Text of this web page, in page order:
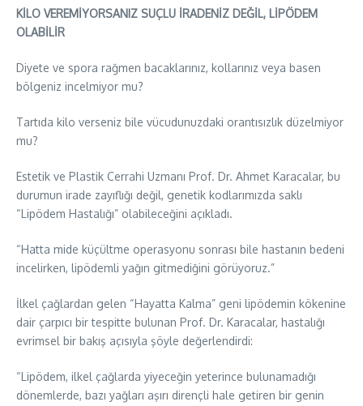
KİLO VEREMİYORSANIZ SUÇLU İRADENİZ DEĞİL, LİPÖDEM
OLABİLİR
Diyete ve spora rağmen bacaklarınız, kollarınız veya basen
bölgeniz incelmiyor mu?
Tartıda kilo verseniz bile vücudunuzdaki orantısızlık düzelmiyor
mu?
Estetik ve Plastik Cerrahi Uzmanı Prof. Dr. Ahmet Karacalar, bu
durumun irade zayıflığı değil, genetik kodlarımızda saklı
“Lipödem Hastalığı” olabileceğini açıkladı.
“Hatta mide küçültme operasyonu sonrası bile hastanın bedeni
incelirken, lipödemli yağın gitmediğini görüyoruz.”
İlkel çağlardan gelen “Hayatta Kalma” geni lipödemin kökenine
dair çarpıcı bir tespitte bulunan Prof. Dr. Karacalar, hastalığı
evrimsel bir bakış açısıyla şöyle değerlendirdi:
“Lipödem, ilkel çağlarda yiyeceğin yeterince bulunamadığı
dönemlerde, bazı yağları aşırı dirençli hale getiren bir genin